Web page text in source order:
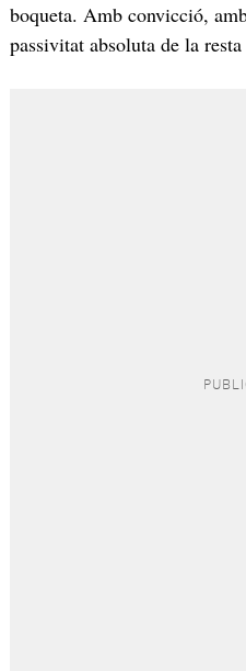
boqueta. Amb convicció,
passivitat absoluta de la